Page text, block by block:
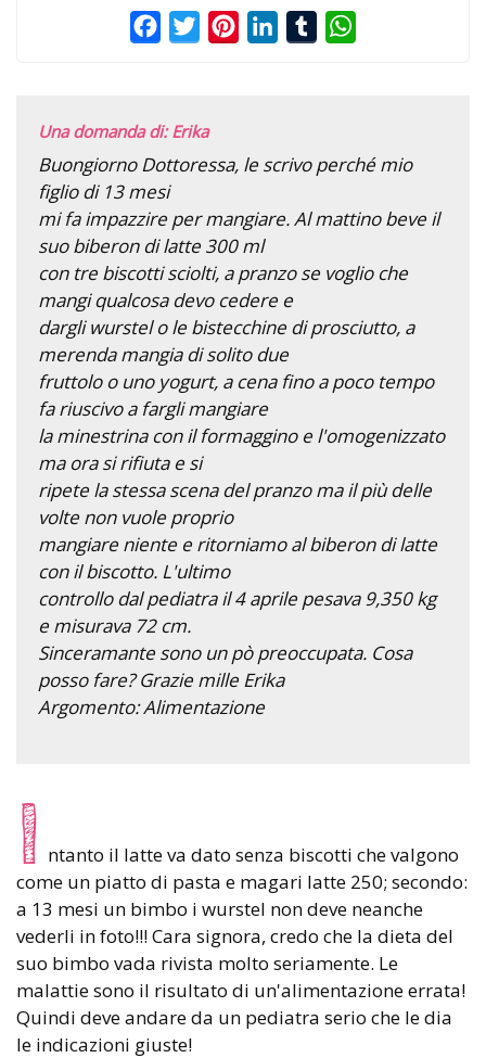
FacebookTwitterPinterestLinkedInTumblr
Una domanda di: Erika
Buongiorno Dottoressa, le scrivo perché mio
figlio di 13 mesi
mi fa impazzire per mangiare. Al mattino beve il
suo biberon di latte 300 ml
con tre biscotti sciolti, a pranzo se voglio che
mangi qualcosa devo cedere e
dargli wurstel o le bistecchine di prosciutto, a
merenda mangia di solito due
fruttolo o uno yogurt, a cena fino a poco tempo
fa riuscivo a fargli mangiare
la minestrina con il formaggino e l'omogenizzato
ma ora si rifiuta e si
ripete la stessa scena del pranzo ma il più delle
volte non vuole proprio
mangiare niente e ritorniamo al biberon di latte
con il biscotto. L'ultimo
controllo dal pediatra il 4 aprile pesava 9,350 kg
e misurava 72 cm.
Sinceramante sono un pò preoccupata. Cosa
posso fare? Grazie mille Erika
Argomento: Alimentazione
I ntanto il latte va dato senza biscotti che valgono
come un piatto di pasta e magari latte 250; secondo:
a 13 mesi un bimbo i wurstel non deve neanche
vederli in foto!!! Cara signora, credo che la dieta del
suo bimbo vada rivista molto seriamente. Le
malattie sono il risultato di un'alimentazione errata!
Quindi deve andare da un pediatra serio che le dia
le indicazioni giuste!